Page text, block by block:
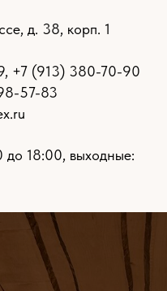
д. 38, корп. 1
, +7 (913) 380-70-90
57-83
до 18:00, выходные: